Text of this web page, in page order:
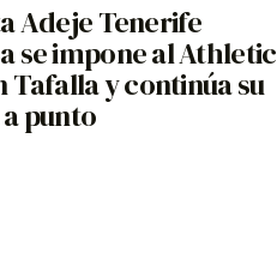
Adeje Tenerife
se impone al Athletic
Tafalla y continúa su
punto